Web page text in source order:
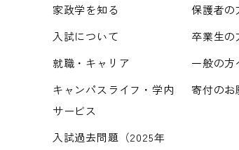
家政学を知る
入試について
就職・キャリア
キャンパスライフ・学内
サービス
入試過去問題（2025年
保護者の
卒業生の
一般の方
寄付のお